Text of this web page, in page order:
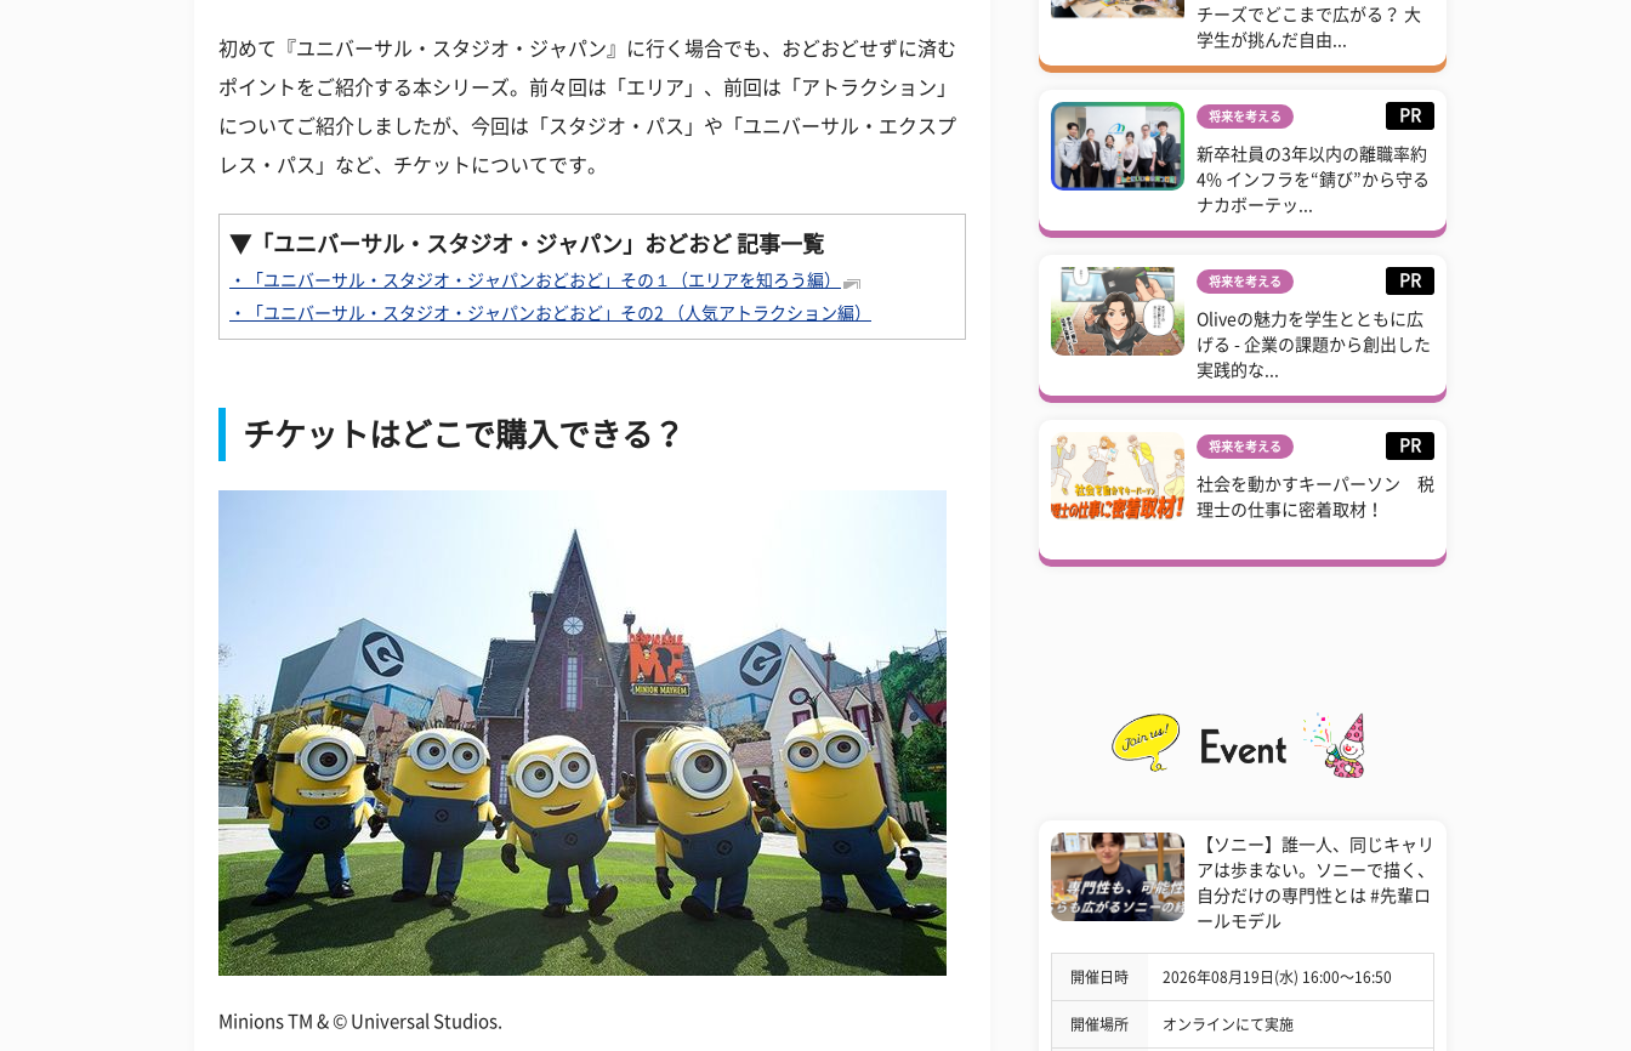
初めて『ユニバーサル・スタジオ・ジャパン』に行く場合でも、おどおどせずに済む
ポイントをご紹介する本シリーズ。前々回は「エリア」、前回は「アトラクション」
についてご紹介しましたが、今回は「スタジオ・パス」や「ユニバーサル・エクスプ
レス・パス」など、チケットについてです。
▼「ユニバーサル・スタジオ・ジャパン」 おどおど 記事一覧
・「ユニバーサル・スタジオ・ジャパンおどおど」その１（エリアを知ろう編）
・「ユニバーサル・スタジオ・ジャパンおどおど」その2 （人気アトラクション編）
チケットはどこで購入できる？
Minions TM & © Universal Studios.
チーズでどこまで広がる？ 大
学生が挑んだ自由...
将来を考える PR
新卒社員の3年以内の離職率約
4% インフラを“錆び”から守る
ナカボーテッ...
将来を考える PR
Oliveの魅力を学生とともに広
げる - 企業の課題から創出した
実践的な...
将来を考える PR
社会を動かすキーパーソン 税
理士の仕事に密着取材！
【ソニー】誰一人、同じキャリ
アは歩まない。ソニーで描く、
自分だけの専門性とは #先輩ロ
ールモデル
開催日時 2026年08月19日(水) 16:00〜16:50
開催場所 オンラインにて実施